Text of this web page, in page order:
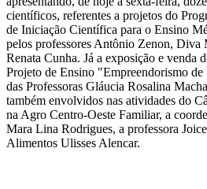
científicos, referentes a projetos do
de Iniciação Científica para o Ensino
pelos professores Antônio Zenon, Diva
Renata Cunha. Já a exposição e venda
Projeto de Ensino "Empreendorismo de
das Professoras Gláucia Rosalina
também envolvidos nas atividades do
na Agro Centro-Oeste Familiar, a
Mara Lina Rodrigues, a professora
Alimentos Ulisses Alencar.